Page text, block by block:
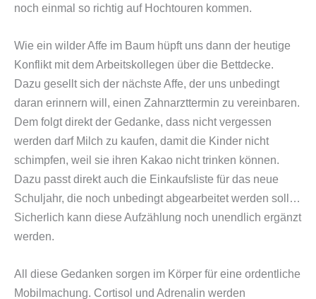
noch einmal so richtig auf Hochtouren kommen.
Wie ein wilder Affe im Baum hüpft uns dann der heutige
Konflikt mit dem Arbeitskollegen über die Bettdecke.
Dazu gesellt sich der nächste Affe, der uns unbedingt
daran erinnern will, einen Zahnarzttermin zu vereinbaren.
Dem folgt direkt der Gedanke, dass nicht vergessen
werden darf Milch zu kaufen, damit die Kinder nicht
schimpfen, weil sie ihren Kakao nicht trinken können.
Dazu passt direkt auch die Einkaufsliste für das neue
Schuljahr, die noch unbedingt abgearbeitet werden soll…
Sicherlich kann diese Aufzählung noch unendlich ergänzt
werden.
All diese Gedanken sorgen im Körper für eine ordentliche
Mobilmachung. Cortisol und Adrenalin werden